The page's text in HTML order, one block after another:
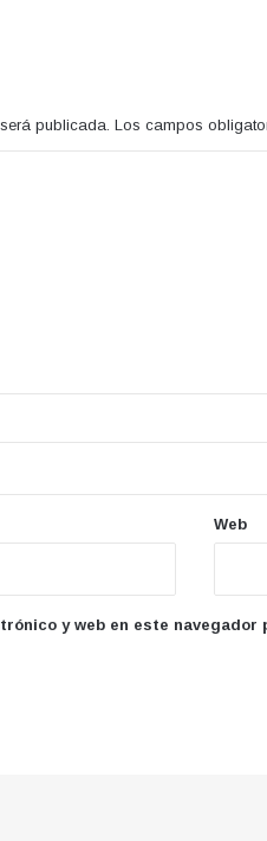
publicada. Los campos
Web
y web en este navegador